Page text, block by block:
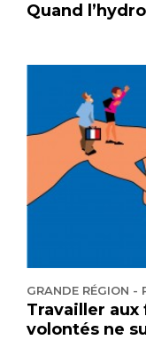
Quand
GRANDE RÉGION -
Travailler
volontés ne